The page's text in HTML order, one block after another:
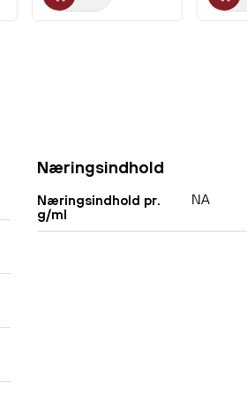
Næringsindhold
Næringsindhold pr.
g/ml
NA